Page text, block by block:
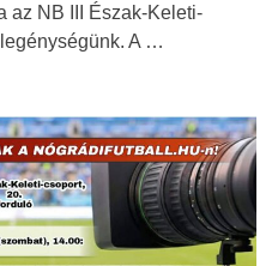
az NB III Észak-Keleti-
A …